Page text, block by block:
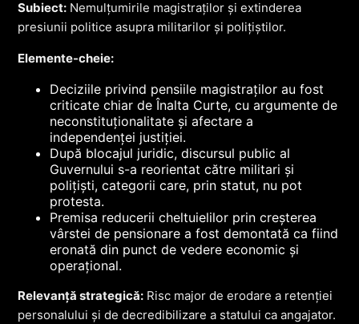
Subiect: Nemulțumirile magistraților și extinderea
presiunii politice asupra militarilor și polițiștilor.
Elemente-cheie:
Deciziile privind pensiile magistraților au fost
criticate chiar de Înalta Curte, cu argumente de
neconstituționalitate și afectare a
independenței justiției.
După blocajul juridic, discursul public al
Guvernului s-a reorientat către militari și
polițiști, categorii care, prin statut, nu pot
protesta.
Premisa reducerii cheltuielilor prin creșterea
vârstei de pensionare a fost demontată ca fiind
eronată din punct de vedere economic și
operațional.
Relevanță strategică: Risc major de erodare a retenției
personalului și de decredibilizare a statului ca angajator.